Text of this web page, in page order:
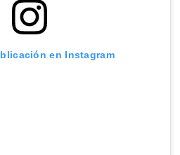
en Instagram